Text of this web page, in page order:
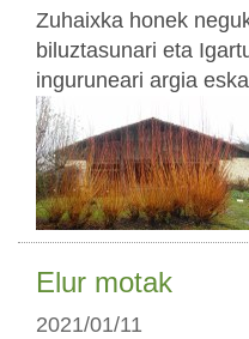
Zuhaixka honek
biluztasunari eta
inguruneari argia
Elur motak
2021/01/11